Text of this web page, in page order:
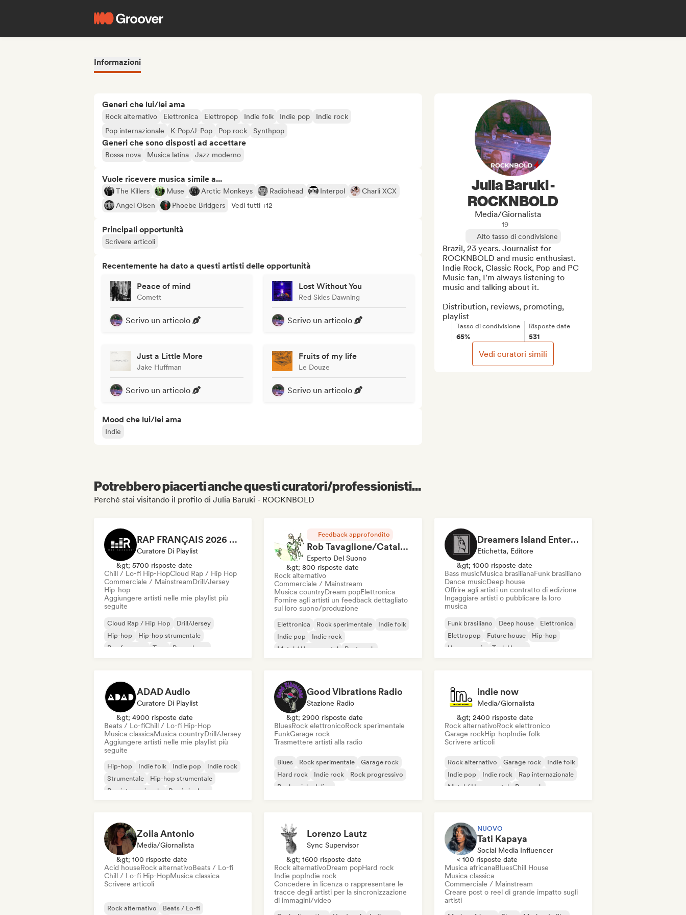
Informazioni
Generi che lui/lei ama
Rock alternativo Elettronica Elettropop Indie folk Indie pop
Indie rock
Pop internazionale
K-Pop/J-Pop Pop rock Synthpop
Generi che sono disposti ad accettare
Bossa nova Musica latina Jazz moderno
Vuole ricevere musica simile a...
The Killers Muse Arctic Monkeys Radiohead Interpol
Charli XCX
Angel Olsen
Phoebe Bridgers Vedi tutti +12
Principali opportunità
Scrivere articoli
Recentemente ha dato a questi artisti delle opportunità
Peace of mind
Comett
Scrivo un articolo
Lost Without You
Red Skies Dawning
Scrivo un articolo
Just a Little More
Jake Huffman
Scrivo un articolo
Fruits of my life
Le Douze
Scrivo un articolo
Mood che lui/lei ama
Indie
Julia Baruki -
ROCKNBOLD
Media/Giornalista
19
Alto tasso di condivisione
Brazil, 23 years. Journalist for
ROCKNBOLD and music enthusiast.
Indie Rock, Classic Rock, Pop and PC
Music fan, I'm always listening to
music and talking about it.
Distribution, reviews, promoting,
playlist
Tasso di condivisione
65%
Risposte date
531
Vedi curatori simili
Potrebbero piacerti anche questi curatori/professionisti...
Perché stai visitando il profilo di Julia Baruki - ROCKNBOLD
RAP FRANÇAIS 2026 🔥🇫🇷 (Way Records)
Curatore Di Playlist
&gt; 5700 risposte date
Chill / Lo-fi Hip-HopCloud Rap / Hip Hop
Commerciale / MainstreamDrill/Jersey
Hip-hop
Aggiungere artisti nelle mie playlist più
seguite
Cloud Rap / Hip Hop
Drill/Jersey
Hip-hop
Hip-hop strumentale
Rap francese
Trap
Pop urbano
Feedback approfondito
Rob Tavaglione/Catalyst Recording
Esperto Del Suono
&gt; 800 risposte date
Rock alternativo
Commerciale / Mainstream
Musica countryDream popElettronica
Fornire agli artisti un feedback dettagliato
sul loro suono/produzione
Elettronica Rock sperimentale
Indie folk
Indie pop
Indie rock
Metal / Heavy metal
Post punk
Dreamers Island Entertainment
Etichetta, Editore
&gt; 1000 risposte date
Bass musicMusica brasilianaFunk brasiliano
Dance musicDeep house
Offrire agli artisti un contratto di edizione
Ingaggiare artisti o pubblicare la loro
musica
Funk brasiliano Deep house
Elettronica
Elettropop
Future house
Hip-hop
House music
Tech House
ADAD Audio
Curatore Di Playlist
&gt; 4900 risposte date
Beats / Lo-fiChill / Lo-fi Hip-Hop
Musica classicaMusica countryDrill/Jersey
Aggiungere artisti nelle mie playlist più
seguite
Hip-hop Indie folk Indie pop
Indie rock
Strumentale
Hip-hop strumentale
Rap internazionale
Rap in inglese
Good Vibrations Radio
Stazione Radio
&gt; 2900 risposte date
BluesRock elettronicoRock sperimentale
FunkGarage rock
Trasmettere artisti alla radio
Blues Rock sperimentale
Garage rock
Hard rock
Indie rock
Rock progressivo
Rock psichedelico
indie now
Media/Giornalista
&gt; 2400 risposte date
Rock alternativoRock elettronico
Garage rockHip-hopIndie folk
Scrivere articoli
Rock alternativo Garage rock
Indie folk
Indie pop
Indie rock
Rap internazionale
Metal / Heavy metal
Pop rock
Zoila Antonio
Media/Giornalista
&gt; 100 risposte date
Acid houseRock alternativoBeats / Lo-fi
Chill / Lo-fi Hip-HopMusica classica
Scrivere articoli
Rock alternativo Beats / Lo-fi
Lorenzo Lautz
Sync Supervisor
&gt; 1600 risposte date
Rock alternativoDream popHard rock
Indie popIndie rock
Concedere in licenza o rappresentare le
tracce degli artisti per la sincronizzazione
di immagini/video
NUOVO
Tati Kapaya
Social Media Influencer
< 100 risposte date
Musica africanaBluesChill House
Musica classica
Commerciale / Mainstream
Creare post o reel di grande impatto sugli
artisti